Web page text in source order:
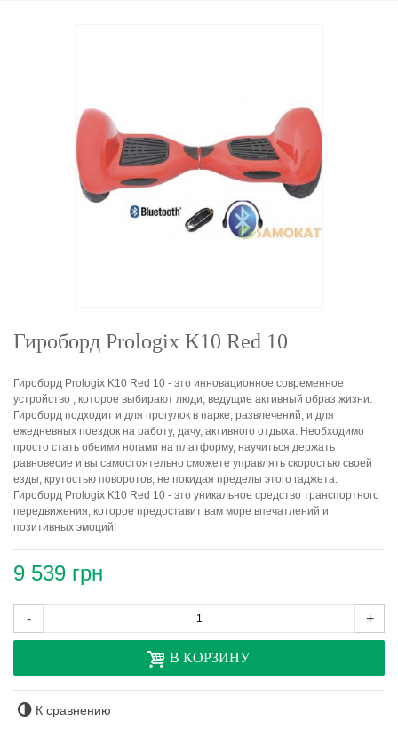
Гироборд Prologix K10 Red 10
Гироборд Prologix K10 Red 10 - это инновационное современное
устройство , которое выбирают люди, ведущие активный образ жизни.
Гироборд подходит и для прогулок в парке, развлечений, и для
ежедневных поездок на работу, дачу, активного отдыха. Необходимо
просто стать обеими ногами на платформу, научиться держать
равновесие и вы самостоятельно сможете управлять скоростью своей
езды, крутостью поворотов, не покидая пределы этого гаджета.
Гироборд Prologix K10 Red 10 - это уникальное средство транспортного
передвижения, которое предоставит вам море впечатлений и
позитивных эмоций!
9 539 грн
- +
В КОРЗИНУ
К сравнению